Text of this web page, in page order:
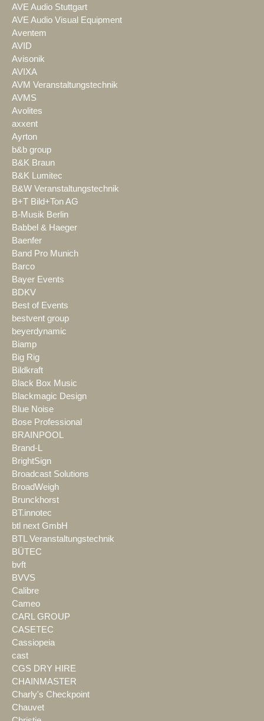
AVE Audio Stuttgart
AVE Audio Visual Equipment
Aventem
AVID
Avisonik
AVIXA
AVM Veranstaltungstechnik
AVMS
Avolites
axxent
Ayrton
b&b group
B&K Braun
B&K Lumitec
B&W Veranstaltungstechnik
B+T Bild+Ton AG
B-Musik Berlin
Babbel & Haeger
Baenfer
Band Pro Munich
Barco
Bayer Events
BDKV
Best of Events
bestvent group
beyerdynamic
Biamp
Big Rig
Bildkraft
Black Box Music
Blackmagic Design
Blue Noise
Bose Professional
BRAINPOOL
Brand-L
BrightSign
Broadcast Solutions
BroadWeigh
Brunckhorst
BT.innotec
btl next GmbH
BTL Veranstaltungstechnik
BÜTEC
bvft
BVVS
Calibre
Cameo
CARL GROUP
CASETEC
Cassiopeia
cast
CGS DRY HIRE
CHAINMASTER
Charly's Checkpoint
Chauvet